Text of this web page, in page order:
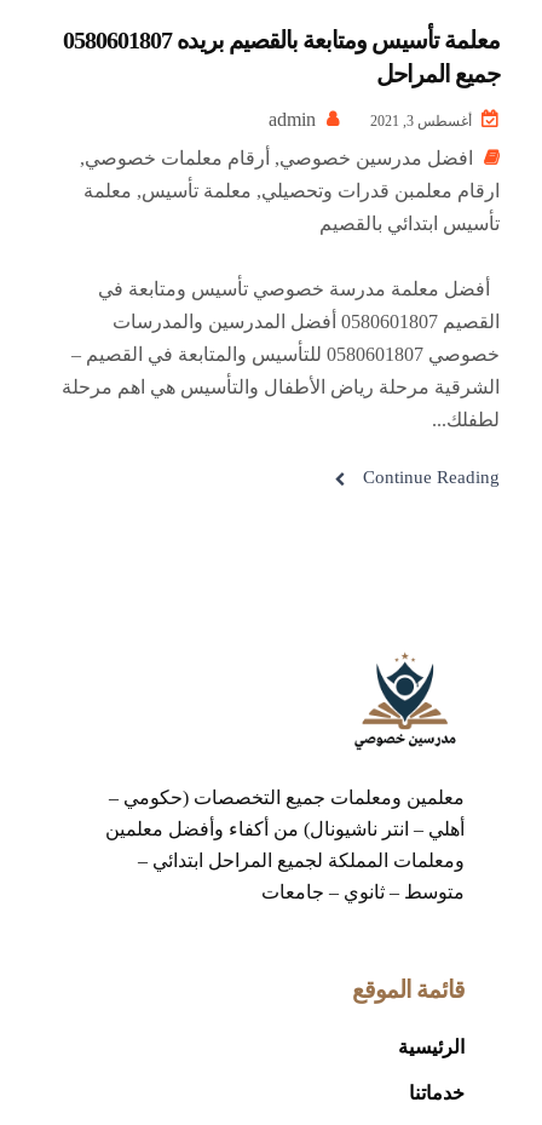
معلمة تأسيس ومتابعة بالقصيم بريده 0580601807
جميع المراحل
أغسطس 3, 2021
افضل مدرسين خصوصي, أرقام معلمات خصوصي,
ارقام معلمبن قدرات وتحصيلي, معلمة تأسيس, معلمة
تأسيس ابتدائي بالقصيم
أفضل معلمة مدرسة خصوصي تأسيس ومتابعة في
القصيم 0580601807 أفضل المدرسين والمدرسات
خصوصي 0580601807 للتأسيس والمتابعة في القصيم –
الشرقية مرحلة رياض الأطفال والتأسيس هي اهم مرحلة
لطفلك...
Continue Reading
معلمين ومعلمات جميع التخصصات (حكومي –
أهلي – انتر ناشيونال) من أكفاء وأفضل معلمين
ومعلمات المملكة لجميع المراحل ابتدائي –
متوسط – ثانوي – جامعات
قائمة الموقع
الرئيسية
خدماتنا